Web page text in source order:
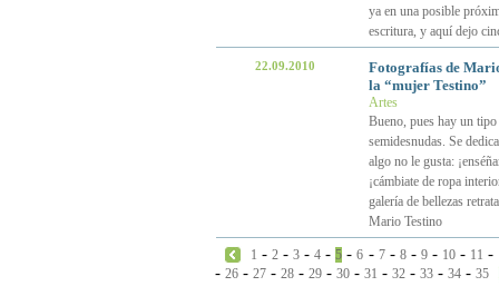
ya en una posible
escritura, y aquí dejo
22.09.2010
Fotografías de
la “mujer Testino”
Artes
Bueno, pues hay un
semidesnudas. Se
algo no le gusta:
¡cámbiate de ropa
galería de bellezas
Mario Testino
1 -2 -3 -4 -5 -6 - 7- 8- 9- 10- 11 -
- 26 - 27 - 28 - 29 - 30 - 31 - 32 - 33 - 34 - 35